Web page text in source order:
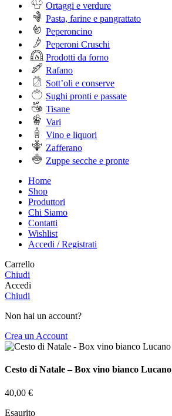
Ortaggi e verdure
Pasta, farine e pangrattato
Peperoncino
Peperoni Cruschi
Prodotti da forno
Rafano
Sott’oli e conserve
Sughi pronti e passate
Tisane
Vari
Vino e liquori
Zafferano
Zuppe secche e pronte
Home
Shop
Produttori
Chi Siamo
Contatti
Wishlist
Accedi / Registrati
Carrello
Chiudi
Accedi
Chiudi
Non hai un account?
Crea un Account
Cesto di Natale – Box vino bianco Lucano
40,00 €
Esaurito